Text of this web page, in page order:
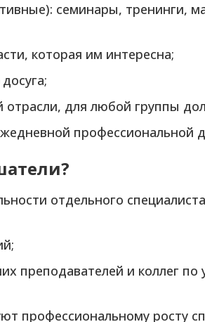
семинары, тренинги,
которая им интересна;
для любой группы
профессиональной
отдельного
преподавателей и коллег по
профессиональному росту